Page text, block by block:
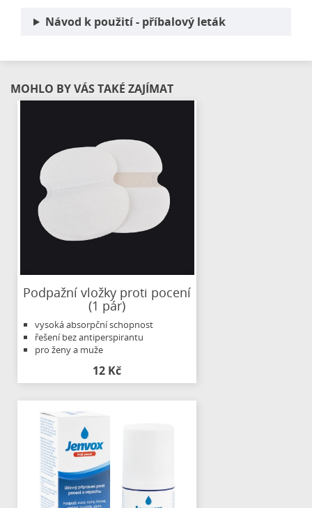
Návod k použití - příbalový leták
MOHLO BY VÁS TAKÉ ZAJÍMAT
Podpažní vložky proti pocení
(1 pár)
vysoká absorpční schopnost
řešení bez antiperspirantu
pro ženy a muže
12 Kč